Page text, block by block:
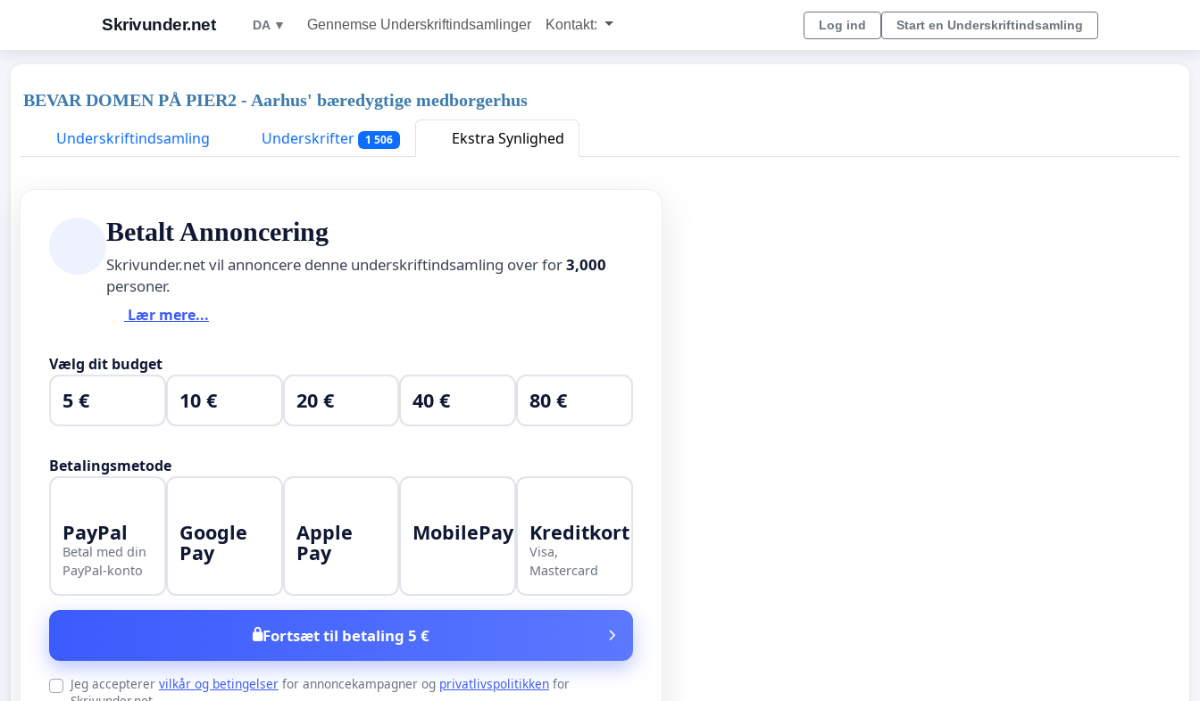
Skrivunder.net DA ▼ Gennemse Underskriftindsamlinger Kontakt: Log ind Start en Underskriftindsamling
BEVAR DOMEN PÅ PIER2 - Aarhus' bæredygtige medborgerhus
Underskriftindsamling
Underskrifter 1 506 Ekstra Synlighed
Betalt Annoncering
Skrivunder.net vil annoncere denne underskriftindsamling over for3,000
personer.
Lær mere...
Vælg dit budget
5 € 10 € 20 € 40 € 80 €
Betalingsmetode
PayPal
Betal med din
PayPal-konto
Google
Pay
Apple
Pay
MobilePay Kreditkort
Visa,
Mastercard
Fortsæt til betaling 5 €
Jeg accepterer vilkår og betingelser for annoncekampagner og privatlivspolitikken for